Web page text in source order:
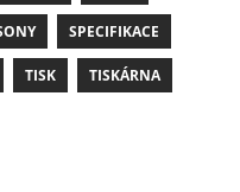
SPECIFIKACE
TISK TISKÁRNA